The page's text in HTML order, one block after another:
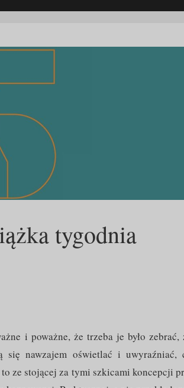
tygodnia
i poważne, że trzeba je było zebrać,
nawzajem oświetlać i uwyraźniać,
ze stojącej za tymi szkicami koncepcji